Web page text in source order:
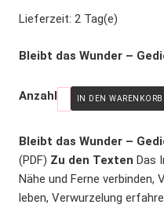
Lieferzeit: 2 Tag(e)
Bleibt das Wunder –
Anzahl
Bleibt das Wunder –
(PDF) Zu den Texten Das
Nähe und Ferne
leben, Verwurzelung